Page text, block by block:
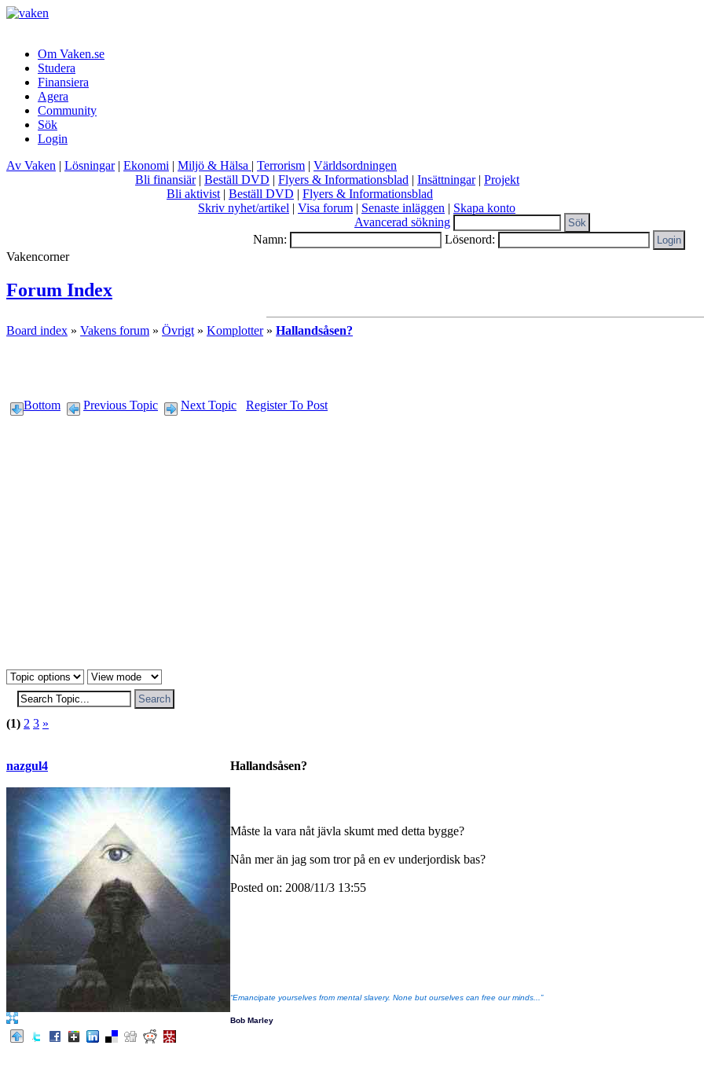
Om Vaken.se
Studera
Finansiera
Agera
Community
Sök
Login
Av Vaken | Lösningar| Ekonomi | Miljö & Hälsa | Terrorism | Världsordningen
Bli finansiär| Beställ DVD | Flyers & Informationsblad | Insättningar| Projekt
Bli aktivist | Beställ DVD | Flyers & Informationsblad
Skriv nyhet/artikel | Visa forum | Senaste inläggen | Skapa konto
Avancerad sökning
Namn:
Lösenord:
Vakencorner
Forum Index
Board index » Vakens forum » Övrigt » Komplotter » Hallandsåsen?
Bottom Previous Topic Next Topic Register To Post
(1) 2 3 »
nazgul4 Hallandsåsen?
Måste la vara nåt jävla skumt med detta bygge?
Nån mer än jag som tror på en ev underjordisk bas?
Posted on: 2008/11/3 13:55
“Emancipate yourselves from mental slavery. None but ourselves can free our minds...”
Bob Marley